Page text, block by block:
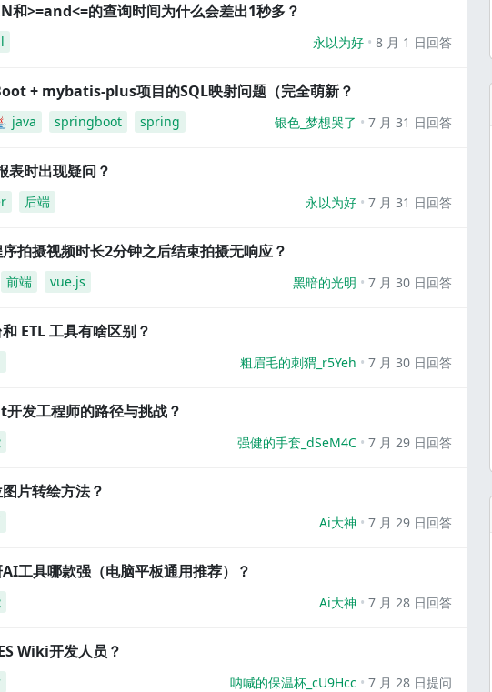
和>=and<=的查询时间为什么会差出1秒多？
永以为好 8 月 1 日回答
+ mybatis-plus项目的SQL映射问题（完全萌新？
java springboot spring 银色_梦想哭了 7 月 31 日回答
表时出现疑问？
后端 永以为好 7 月 31 日回答
拍摄视频时长2分钟之后结束拍摄无响应？
前端 vue.js 黑暗的光明 7 月 30 日回答
ETL 工具有啥区别？
粗眉毛的刺猬_r5Yeh 7 月 30 日回答
发工程师的路径与挑战？
强健的手套_dSeM4C 7 月 29 日回答
片转绘方法？
Ai大神 7 月 29 日回答
工具哪款强（电脑平板通用推荐）？
Ai大神 7 月 28 日回答
Wiki开发人员？
呐喊的保温杯_cU9Hcc 7 月 28 日提问